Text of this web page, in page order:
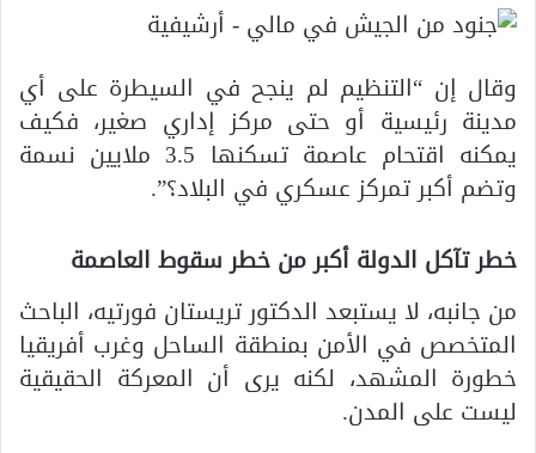
وقال إن “التنظيم لم ينجح في السيطرة على أي
مدينة رئيسية أو حتى مركز إداري صغير، فكيف
يمكنه اقتحام عاصمة تسكنها 3.5 ملايين نسمة
وتضم أكبر تمركز عسكري في البلاد؟”.
خطر تآكل الدولة أكبر من خطر سقوط العاصمة
من جانبه، لا يستبعد الدكتور تريستان فورتيه، الباحث
المتخصص في الأمن بمنطقة الساحل وغرب أفريقيا
خطورة المشهد، لكنه يرى أن المعركة الحقيقية
ليست على المدن.